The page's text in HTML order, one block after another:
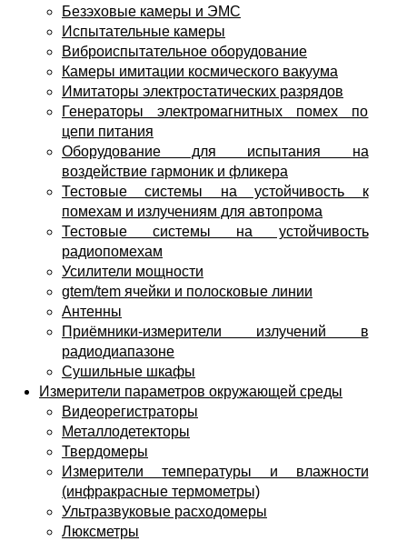
Безэховые камеры и ЭМС
Испытательные камеры
Виброиспытательное оборудование
Камеры имитации космического вакуума
Имитаторы электростатических разрядов
Генераторы электромагнитных помех по
цепи питания
Оборудование для испытания на
воздействие гармоник и фликера
Тестовые системы на устойчивость к
помехам и излучениям для автопрома
Тестовые системы на устойчивость
радиопомехам
Усилители мощности
gtem/tem ячейки и полосковые линии
Антенны
Приёмники-измерители излучений в
радиодиапазоне
Сушильные шкафы
Измерители параметров окружающей среды
Видеорегистраторы
Металлодетекторы
Твердомеры
Измерители температуры и влажности
(инфракрасные термометры)
Ультразвуковые расходомеры
Люксметры